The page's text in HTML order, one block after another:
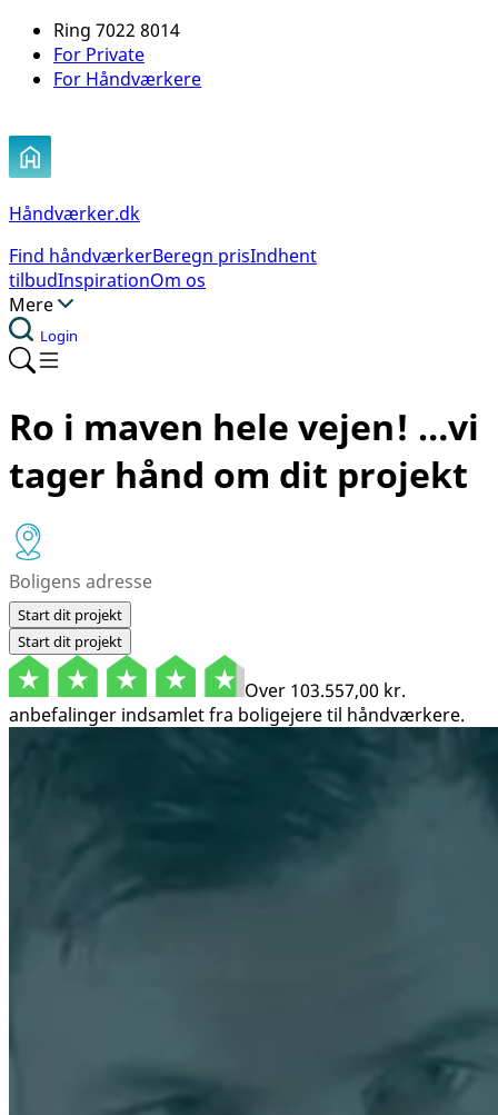
Ring 7022 8014
For Private
For Håndværkere
Håndværker.dk
Find håndværkerBeregn prisIndhent
tilbudInspirationOm os
Mere
Login
Ro i maven hele vejen! …vi
tager hånd om dit projekt
Start dit projekt
Start dit projekt
Over 103.557,00 kr.
anbefalinger indsamlet fra boligejere til håndværkere.